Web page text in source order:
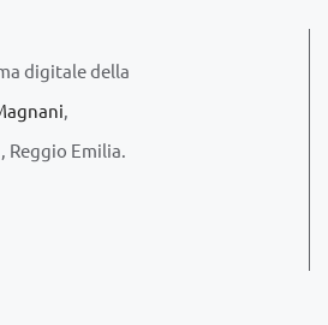
digitale della
,
Reggio Emilia.